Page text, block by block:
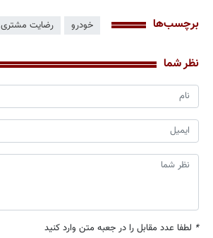
برچسب‌ها خودرو رضایت مشتری
نظر شما
* لطفا عدد مقابل را در جعبه متن وارد کنید